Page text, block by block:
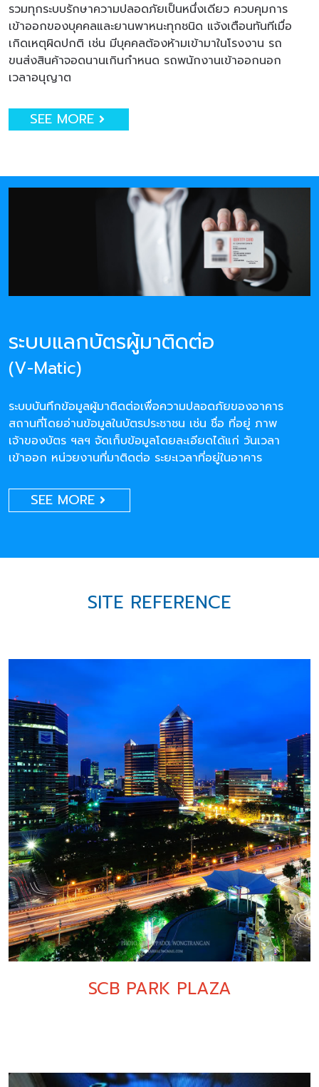
รวมทุกระบบรักษาความปลอดภัยเป็นหนึ่งเดียว ควบคุมการ
เข้าออกของบุคคลและยานพาหนะทุกชนิด แจ้งเตือนทันทีเมื่อ
เกิดเหตุผิดปกติ เช่น มีบุคคลต้องห้ามเข้ามาในโรงงาน รถ
ขนส่งสินค้าจอดนานเกินกำหนด รถพนักงานเข้าออกนอก
เวลาอนุญาต
SEE MORE
ระบบแลกบัตรผู้มาติดต่อ
(V-Matic)
ระบบบันทึกข้อมูลผู้มาติดต่อเพื่อความปลอดภัยของอาคาร
สถานที่โดยอ่านข้อมูลในบัตรประชาชน เช่น ชื่อ ที่อยู่ ภาพ
เจ้าของบัตร ฯลฯ จัดเก็บข้อมูลโดยละเอียดได้แก่ วันเวลา
เข้าออก หน่วยงานที่มาติดต่อ ระยะเวลาที่อยู่ในอาคาร
SEE MORE
SITE REFERENCE
SCB PARK PLAZA